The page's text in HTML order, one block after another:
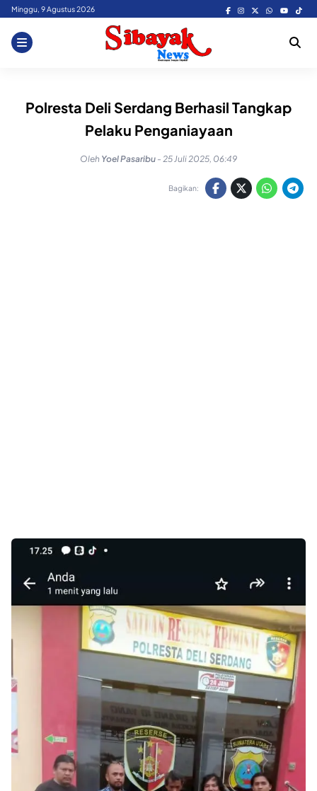
Skip
content
Minggu, 9 Agustus 2026
Polresta Deli Serdang Berhasil Tangkap
Pelaku Penganiayaan
Oleh Yoel Pasaribu - 25 Juli 2025, 06:49
Bagikan: